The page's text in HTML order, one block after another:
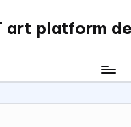
platform